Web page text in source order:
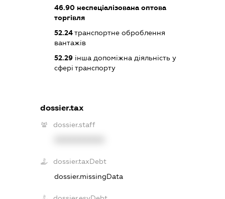
46.90неспеціалізована оптова
торгівля
52.24транспортне оброблення
вантажів
52.29інша допоміжна діяльність у
сфері транспорту
dossier.tax
dossier.staff
dossier.taxDebt
dossier.missingData